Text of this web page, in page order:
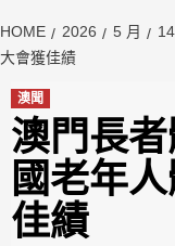
HOME 2026 5 月 14
大會獲佳績
澳聞
澳門長
國老年
佳績